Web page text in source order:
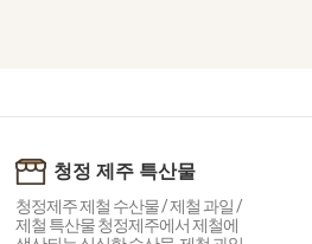
청정 제주 특산물
청정제주 제철 수산물 / 제철 과일 /
제철 특산물 청정제주에서 제철에